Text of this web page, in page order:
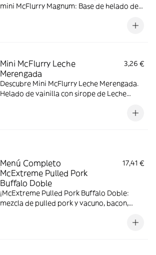
mini McFlurry Magnum: Base de helado de
Topping triturado de galleta con perlas y
Mini McFlurry Leche
Merengada
3,26 €
Descubre Mini McFlurry Leche Merengada.
Helado de vainilla con sirope de Leche
Menú Completo
McExtreme Pulled Pork
Buffalo Doble
17,41 €
¡McExtreme Pulled Pork Buffalo Doble:
mezcla de pulled pork y vacuno, bacon,